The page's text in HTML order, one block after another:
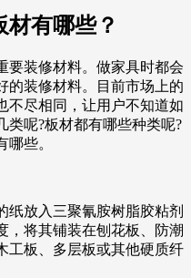
有哪些？
要装修材料。做家具时都会
的装修材料。目前市场上的
不尽相同，让用户不知道如
类呢?板材都有哪些种类呢?
些。
纸放入三聚氰胺树脂胶粘剂
，将其铺装在刨花板、防潮
工板、多层板或其他硬质纤